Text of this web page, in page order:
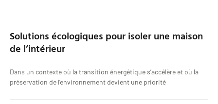
Solutions écologiques pour isoler une maison
de l’intérieur
Dans un contexte où la transition énergétique s’accélère et où la
préservation de l’environnement devient une priorité